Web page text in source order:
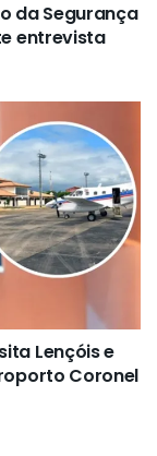
da Segurança
entrevista
Lençóis e
Coronel